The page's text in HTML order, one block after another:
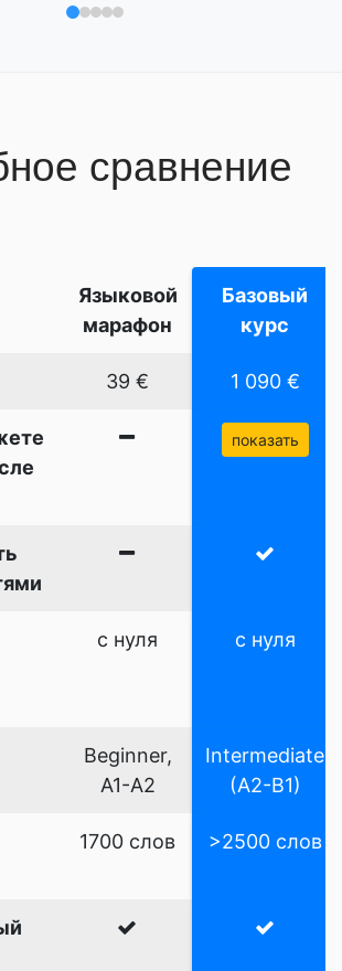
Отзыв 1
сравнение
Языковой
марафон
Базовый
курс
39 € 1 090 €
показать
с нуля с нуля
Beginner,
A1-A2
Intermediate
(A2-B1)
1700 слов >2500 слов